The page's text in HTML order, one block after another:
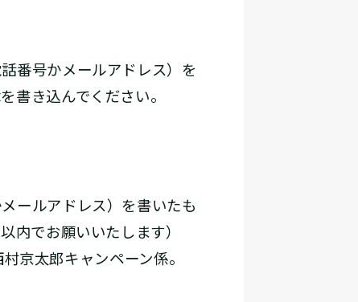
番号かメールアドレス）を
書き込んでください。
ールアドレス）を書いたも
内でお願いいたします）
太郎キャンペーン係。